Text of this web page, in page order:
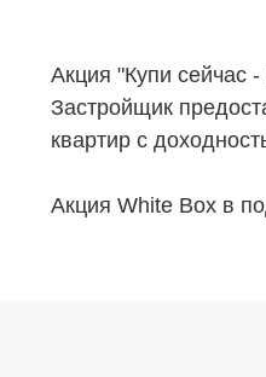
Акция "Купи сейчас
Застройщик
квартир с
Акция White Box в